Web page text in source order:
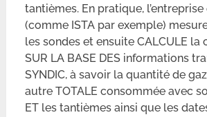
tantièmes. En pratique,
(comme ISTA par exemple)
les sondes et ensuite CALCULE
SUR LA BASE DES informations
SYNDIC, à savoir la quantité de
autre TOTALE consommée avec
ET les tantièmes ainsi que les